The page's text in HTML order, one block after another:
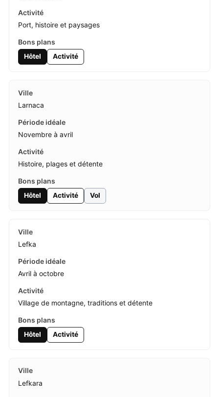
Port, histoire et paysages
Hôtel Activité
Larnaca
Novembre à avril
Histoire, plages et détente
Hôtel Activité Vol
Lefka
Avril à octobre
Village de montagne, traditions et détente
Hôtel Activité
Lefkara